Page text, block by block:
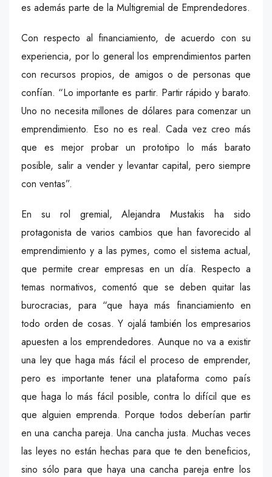
es además parte de la Multigremial de Emprendedores.
Con respecto al financiamiento, de acuerdo con su
experiencia, por lo general los emprendimientos parten
con recursos propios, de amigos o de personas que
confían. “Lo importante es partir. Partir rápido y barato.
Uno no necesita millones de dólares para comenzar un
emprendimiento. Eso no es real. Cada vez creo más
que es mejor probar un prototipo lo más barato
posible, salir a vender y levantar capital, pero siempre
con ventas”.
En su rol gremial, Alejandra Mustakis ha sido
protagonista de varios cambios que han favorecido al
emprendimiento y a las pymes, como el sistema actual,
que permite crear empresas en un día. Respecto a
temas normativos, comentó que se deben quitar las
burocracias, para “que haya más financiamiento en
todo orden de cosas. Y ojalá también los empresarios
apuesten a los emprendedores. Aunque no va a existir
una ley que haga más fácil el proceso de emprender,
pero es importante tener una plataforma como país
que haga lo más fácil posible, contra lo difícil que es
que alguien emprenda. Porque todos deberían partir
en una cancha pareja. Una cancha justa. Muchas veces
las leyes no están hechas para que te den beneficios,
sino sólo para que haya una cancha pareja entre los